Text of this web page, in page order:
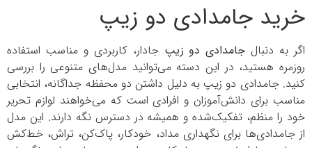
خرید جامدادی دو زیپ
اگر به دنبال جامدادی دو زیپ جادار، کاربردی و مناسب استفاده
روزمره هستید، در این دسته می‌توانید مدل‌های متنوعی را بررسی
کنید. جامدادی دو زیپ به دلیل داشتن دو محفظه جداگانه، انتخابی
مناسب برای دانش‌آموزان و افرادی است که می‌خواهند لوازم تحریر
خود را منظم، تفکیک‌شده و همیشه در دسترس نگه دارند. این مدل
از جامدادی‌ها برای نگهداری مداد، خودکار، پاک‌کن، تراش، خط‌کش